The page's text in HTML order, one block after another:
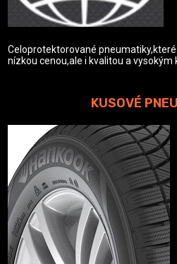
Celoprotektorované
nízkou cenou,ale i kvalitou a
KUSOVÉ